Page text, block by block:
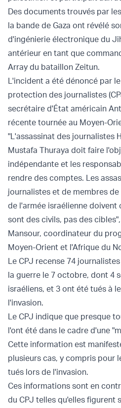
Des documents trouvés par
la bande de Gaza ont révélé
d'ingénierie électronique du
antérieur en tant que
Array du bataillon Zeitun.
L'incident a été dénoncé par
protection des journalistes
secrétaire d'État américain
récente tournée au Moyen-
"L'assassinat des journalistes
Mustafa Thuraya doit faire
indépendante et les
rendre des comptes. Les
journalistes et de membres
de l'armée israélienne doivent
sont des civils, pas des
Mansour, coordinateur du
Moyen-Orient et l'Afrique du
Le CPJ recense 74
la guerre le 7 octobre, dont 4
israéliens, et 3 ont été tués à
l'invasion.
Le CPJ indique que presque
l'ont été dans le cadre d'une
Cette information est
plusieurs cas, y compris pour
tués lors de l'invasion.
Ces informations sont en
du CPJ telles qu'elles figurent